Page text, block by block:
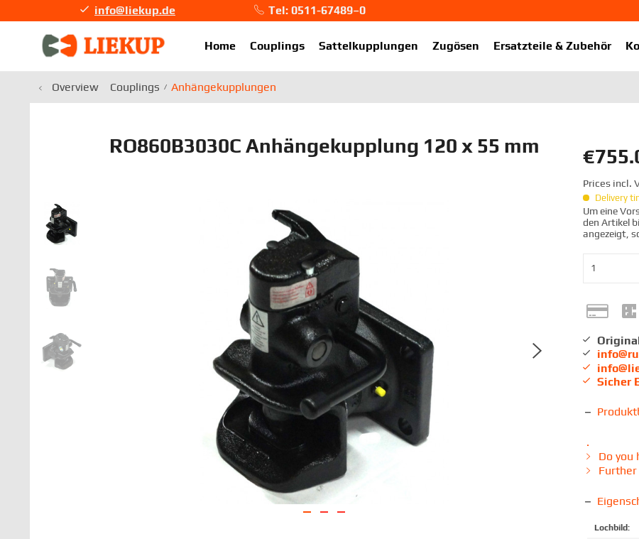
info@liekup.de
Tel: 0511-67489–0
Home
Couplings Sattelkupplungen Zugösen Ersatzteile & Zubehör
Overview Couplings Anhängekupplungen
RO860B3030C Anhängekupplung 120 x 55 mm
Prices incl.
Delivery
Um eine
den Artikel
angezeigt,
Sicher
.
Do you
Further
Lochbild: